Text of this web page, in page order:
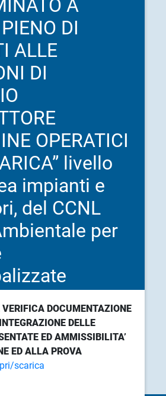
A
DI
ALLE
DI
OPERATICI
livello
impianti e
del CCNL
per
DOCUMENTAZIONE
DELLE
ED AMMISSIBILITA’
ED ALLA PROVA
scarica